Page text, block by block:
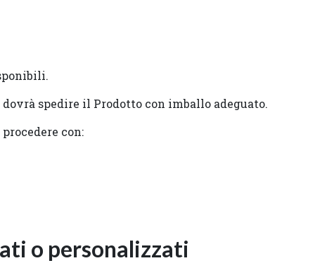
spedire il Prodotto con imballo adeguato.
con:
o personalizzati